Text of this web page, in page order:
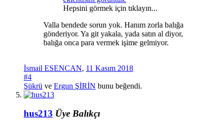
Hepsini görmek için tıklayın...
Valla bendede sorun yok. Hanım zorla balığa
gönderiyor. Ya git yakala, yada satın al diyor,
balığa onca para vermek işime gelmiyor.
İsmail ESENCAN, 11 Kasım 2018
#4
Şükrü ve Ergun ŞİRİN bunu beğendi.
hus213 Üye Balıkçı